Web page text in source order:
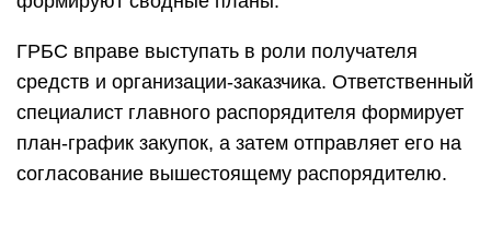
ГРБС вправе выступать в роли получателя
средств и организации-заказчика. Ответственный
специалист главного распорядителя формирует
план-график закупок, а затем отправляет его на
согласование вышестоящему распорядителю.